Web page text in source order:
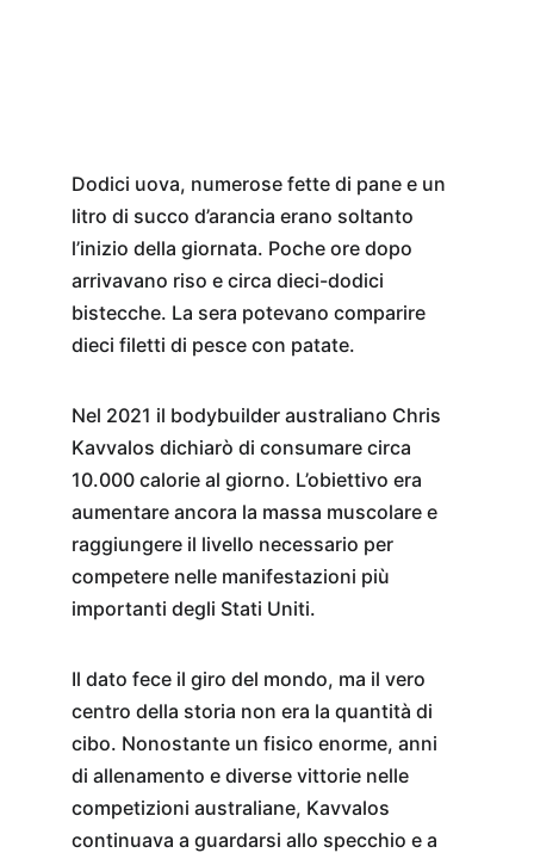
Dodici uova, numerose fette di pane e un
litro di succo d’arancia erano soltanto
l’inizio della giornata. Poche ore dopo
arrivavano riso e circa dieci-dodici
bistecche. La sera potevano comparire
dieci filetti di pesce con patate.
Nel 2021 il bodybuilder australiano Chris
Kavvalos dichiarò di consumare circa
10.000 calorie al giorno. L’obiettivo era
aumentare ancora la massa muscolare e
raggiungere il livello necessario per
competere nelle manifestazioni più
importanti degli Stati Uniti.
Il dato fece il giro del mondo, ma il vero
centro della storia non era la quantità di
cibo. Nonostante un fisico enorme, anni
di allenamento e diverse vittorie nelle
competizioni australiane, Kavvalos
continuava a guardarsi allo specchio e a